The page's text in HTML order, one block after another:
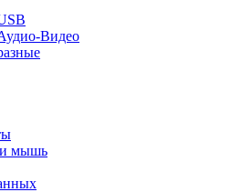
Видео
и мышь